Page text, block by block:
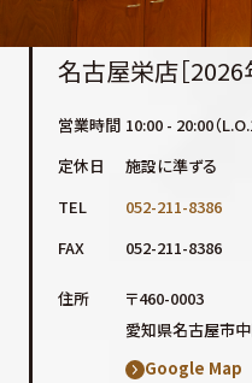
名古屋栄店［2026
営業時間 10:00 - 20:00（
定休日
施設に準ずる
TEL
052-211-8386
FAX
052-211-8386
住所
〒460-0003
愛知県名古屋市
Google Map